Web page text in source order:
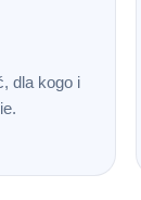
dla kogo i